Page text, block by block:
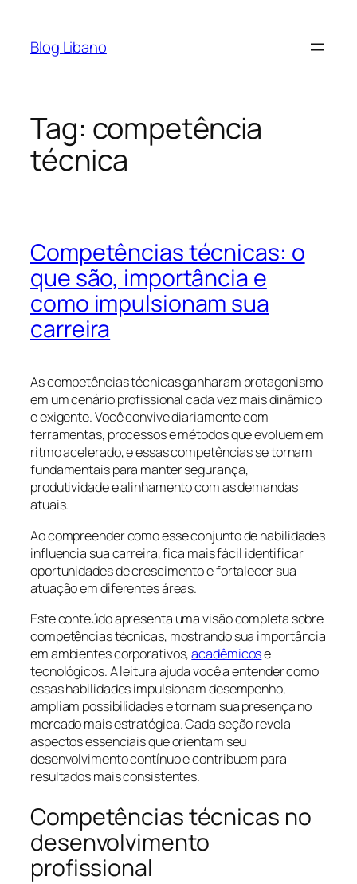
Blog Libano
Tag: competência
técnica
Competências técnicas: o
que são, importância e
como impulsionam sua
carreira
As competências técnicas ganharam protagonismo
em um cenário profissional cada vez mais dinâmico
e exigente. Você convive diariamente com
ferramentas, processos e métodos que evoluem em
ritmo acelerado, e essas competências se tornam
fundamentais para manter segurança,
produtividade e alinhamento com as demandas
atuais.
Ao compreender como esse conjunto de habilidades
influencia sua carreira, fica mais fácil identificar
oportunidades de crescimento e fortalecer sua
atuação em diferentes áreas.
Este conteúdo apresenta uma visão completa sobre
competências técnicas, mostrando sua importância
em ambientes corporativos,acadêmicose
tecnológicos. A leitura ajuda você a entender como
essas habilidades impulsionam desempenho,
ampliam possibilidades e tornam sua presença no
mercado mais estratégica. Cada seção revela
aspectos essenciais que orientam seu
desenvolvimento contínuo e contribuem para
resultados mais consistentes.
Competências técnicas no
desenvolvimento
profissional